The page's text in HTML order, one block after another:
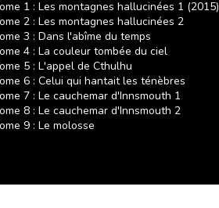
1 : Les montagnes hallucinées 1 (2015)
2 : Les montagnes hallucinées 2
3 : Dans l'abîme du temps
4 : La couleur tombée du ciel
5 : L'appel de Cthulhu
6 : Celui qui hantait les ténèbres
7 : Le cauchemar d'Innsmouth 1
8 : Le cauchemar d'Innsmouth 2
9 : Le molosse